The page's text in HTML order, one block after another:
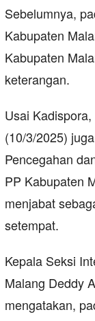
Sebelumnya,
Kabupaten
Kabupaten
keterangan.
Usai
(10/3/2025)
Pencegahan
PP Kabupaten
menjabat
setempat.
Kepala Seksi
Malang Deddy
mengatakan,